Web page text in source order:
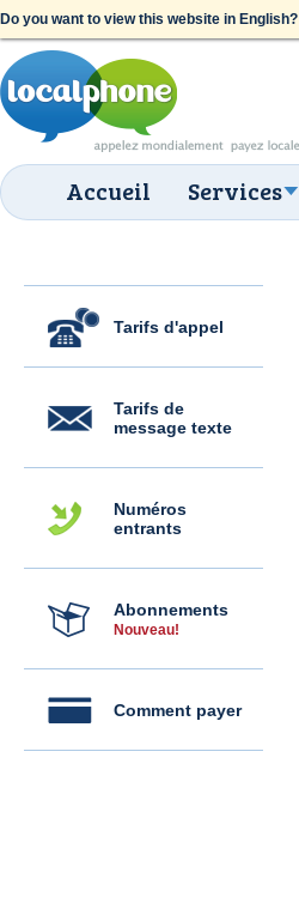
Do you want to view this website in English?
Accueil Services
Tarifs d'appel
Tarifs de
message texte
Numéros
entrants
Abonnements
Nouveau!
Comment payer